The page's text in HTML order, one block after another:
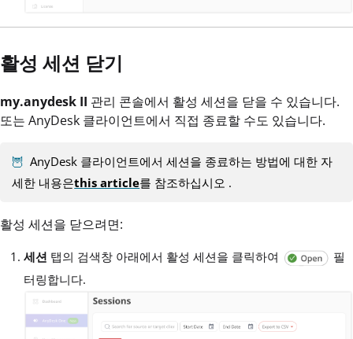
활성 세션 닫기
my.anydesk II 관리 콘솔에서 활성 세션을 닫을 수 있습니다.
또는 AnyDesk 클라이언트에서 직접 종료할 수도 있습니다.
🦉 AnyDesk 클라이언트에서 세션을 종료하는 방법에 대한 자
세한 내용은this article를 참조하십시오 .
활성 세션을 닫으려면:
세션 탭의 검색창 아래에서 활성 세션을 클릭하여
필
터링합니다.